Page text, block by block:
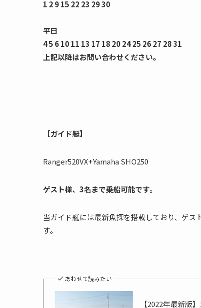
1 2 9 15 22 23 29 30
平日
4 5 6 10 11 13 17 18 20 24 25 26 27 28 31
上記以降はお問い合わせください。
【ガイド艇】
Ranger520VX+Yamaha SHO250
ゲスト様、3名まで乗船可能です。
当ガイド艇には最新魚探を搭載しており、ゲ
す。
あわせて読みたい
【2022年最新版